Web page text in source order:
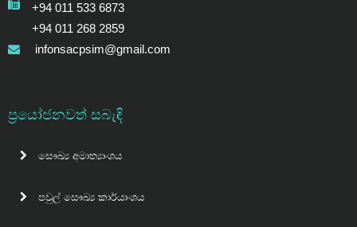
+94 011 533 6873
+94 011 268 2859
infonsacpsim@gmail.com
ප්‍රයෝජනවත් සබැඳි
සෞඛ්‍ය අමාත්‍යාංශය
පවුල් සෞඛ්‍ය කාර්යාංශය